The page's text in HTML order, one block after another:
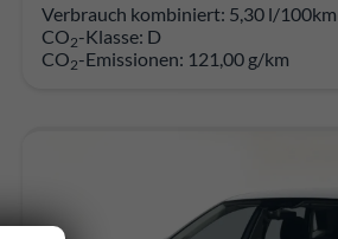
Verbrauch kombiniert: 5,30 l/100km
CO2-Klasse: D
CO2-Emissionen: 121,00 g/km